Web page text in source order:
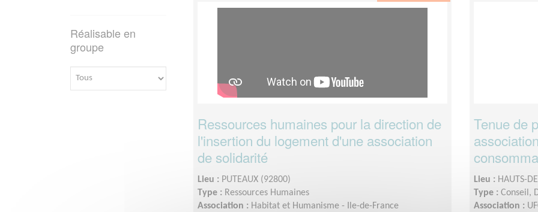
Réalisable en
groupe
Ressources humaines pour la direction de
l'insertion du logement d'une association
de solidarité
Lieu : PUTEAUX (92800)
Type : Ressources Humaines
Association : Habitat et Humanisme - Ile-de-France
Tenue de
Lieu : HAUTS-
Type : Conseil,
Association :